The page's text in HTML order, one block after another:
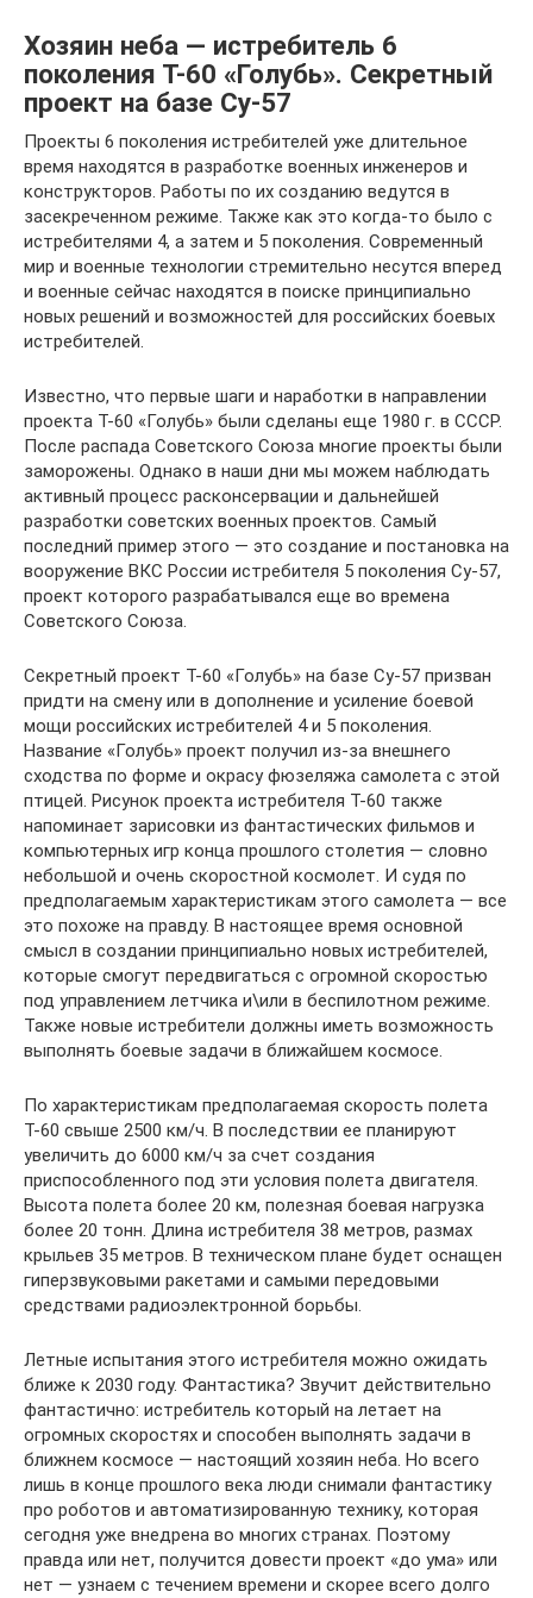
Хозяин неба — истребитель 6
поколения Т-60 «Голубь». Секретный
проект на базе Су-57
Проекты 6 поколения истребителей уже длительное
время находятся в разработке военных инженеров и
конструкторов. Работы по их созданию ведутся в
засекреченном режиме. Также как это когда-то было с
истребителями 4, а затем и 5 поколения. Современный
мир и военные технологии стремительно несутся вперед
и военные сейчас находятся в поиске принципиально
новых решений и возможностей для российских боевых
истребителей.
Известно, что первые шаги и наработки в направлении
проекта Т-60 «Голубь» были сделаны еще 1980 г. в СССР.
После распада Советского Союза многие проекты были
заморожены. Однако в наши дни мы можем наблюдать
активный процесс расконсервации и дальнейшей
разработки советских военных проектов. Самый
последний пример этого — это создание и постановка на
вооружение ВКС России истребителя 5 поколения Су-57,
проект которого разрабатывался еще во времена
Советского Союза.
Секретный проект Т-60 «Голубь» на базе Су-57 призван
придти на смену или в дополнение и усиление боевой
мощи российских истребителей 4 и 5 поколения.
Название «Голубь» проект получил из-за внешнего
сходства по форме и окрасу фюзеляжа самолета с этой
птицей. Рисунок проекта истребителя Т-60 также
напоминает зарисовки из фантастических фильмов и
компьютерных игр конца прошлого столетия — словно
небольшой и очень скоростной космолет. И судя по
предполагаемым характеристикам этого самолета — все
это похоже на правду. В настоящее время основной
смысл в создании принципиально новых истребителей,
которые смогут передвигаться с огромной скоростью
под управлением летчика и\или в беспилотном режиме.
Также новые истребители должны иметь возможность
выполнять боевые задачи в ближайшем космосе.
По характеристикам предполагаемая скорость полета
Т-60 свыше 2500 км/ч. В последствии ее планируют
увеличить до 6000 км/ч за счет создания
приспособленного под эти условия полета двигателя.
Высота полета более 20 км, полезная боевая нагрузка
более 20 тонн. Длина истребителя 38 метров, размах
крыльев 35 метров. В техническом плане будет оснащен
гиперзвуковыми ракетами и самыми передовыми
средствами радиоэлектронной борьбы.
Летные испытания этого истребителя можно ожидать
ближе к 2030 году. Фантастика? Звучит действительно
фантастично: истребитель который на летает на
огромных скоростях и способен выполнять задачи в
ближнем космосе — настоящий хозяин неба. Но всего
лишь в конце прошлого века люди снимали фантастику
про роботов и автоматизированную технику, которая
сегодня уже внедрена во многих странах. Поэтому
правда или нет, получится довести проект «до ума» или
нет — узнаем с течением времени и скорее всего долго